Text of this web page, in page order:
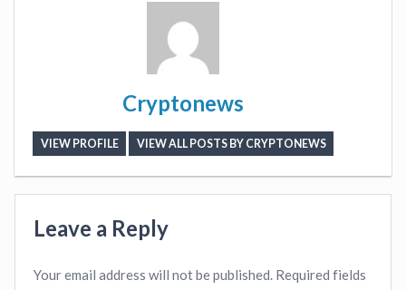
Cryptonews
VIEW PROFILE VIEW ALL POSTS BY CRYPTONEWS
Leave a Reply
Your email address will not be published. Required fields